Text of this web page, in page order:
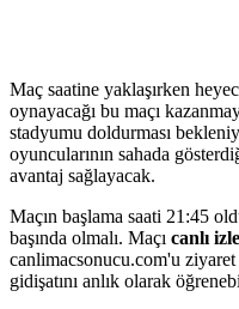
Maç saatine yaklaşırken
oynayacağı bu maçı
stadyumu doldurması
oyuncularının sahada
avantaj sağlayacak.
Maçın başlama saati 21:45
başında olmalı. Maçı canlı izle
canlimacsonucu.com'u
gidişatını anlık olarak